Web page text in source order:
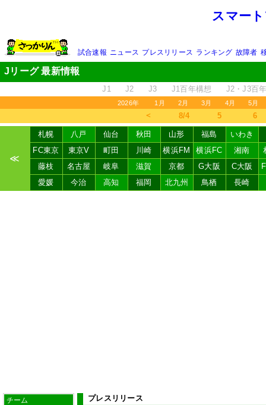
スマー
試合速報 ニュース プレスリリース ランキング 故障者
Jリーグ 最新情報
J1 J2 J3 J1百年構想 J2・J3百
2026年 1月 2月 3月 4月 5月
＜ 8/4 5 6
≪
札幌 八戸 仙台 秋田 山形 福島
いわき
FC東京
東京V 町田 川崎 横浜FM 横浜FC 湘南
藤枝
名古屋 岐阜 滋賀 京都 G大阪 C大阪
愛媛
今治 高知 福岡 北九州 鳥栖 長崎
チーム プレスリリース